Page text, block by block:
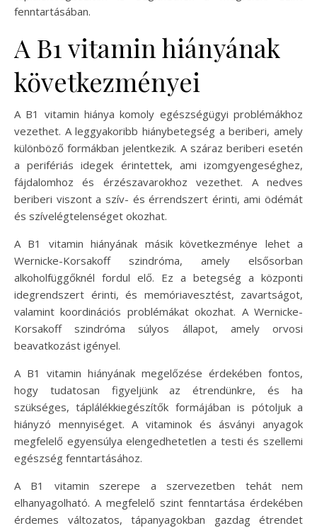
fenntartásában.
A B1 vitamin hiányának
következményei
A B1 vitamin hiánya komoly egészségügyi problémákhoz
vezethet. A leggyakoribb hiánybetegség a beriberi, amely
különböző formákban jelentkezik. A száraz beriberi esetén
a perifériás idegek érintettek, ami izomgyengeséghez,
fájdalomhoz és érzészavarokhoz vezethet. A nedves
beriberi viszont a szív- és érrendszert érinti, ami ödémát
és szívelégtelenséget okozhat.
A B1 vitamin hiányának másik következménye lehet a
Wernicke-Korsakoff szindróma, amely elsősorban
alkoholfüggőknél fordul elő. Ez a betegség a központi
idegrendszert érinti, és memóriavesztést, zavartságot,
valamint koordinációs problémákat okozhat. A Wernicke-
Korsakoff szindróma súlyos állapot, amely orvosi
beavatkozást igényel.
A B1 vitamin hiányának megelőzése érdekében fontos,
hogy tudatosan figyeljünk az étrendünkre, és ha
szükséges, táplálékkiegészítők formájában is pótoljuk a
hiányzó mennyiséget. A vitaminok és ásványi anyagok
megfelelő egyensúlya elengedhetetlen a testi és szellemi
egészség fenntartásához.
A B1 vitamin szerepe a szervezetben tehát nem
elhanyagolható. A megfelelő szint fenntartása érdekében
érdemes változatos, tápanyagokban gazdag étrendet